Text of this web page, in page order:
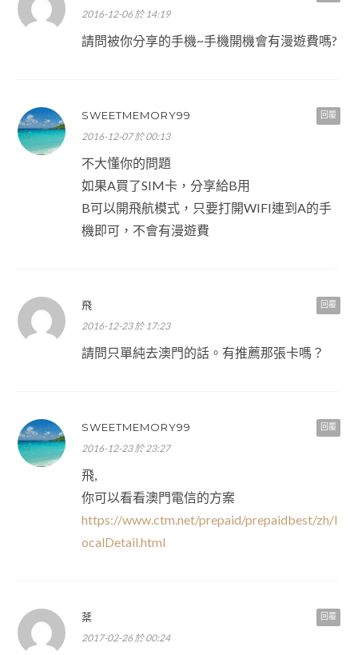
2016-12-06 於 14:19
請問被你分享的手機~手機開機會有漫遊費嗎?
回覆
SWEETMEMORY99
2016-12-07 於 00:13
不大懂你的問題
如果A買了SIM卡，分享給B用
B可以開飛航模式，只要打開WIFI連到A的手
機即可，不會有漫遊費
回覆
飛
2016-12-23 於 17:23
請問只單純去澳門的話。有推薦那張卡嗎？
回覆
SWEETMEMORY99
2016-12-23 於 23:27
飛,
你可以看看澳門電信的方案
https://www.ctm.net/prepaid/prepaidbest/zh/l
ocalDetail.html
回覆
棻
2017-02-26 於 00:24